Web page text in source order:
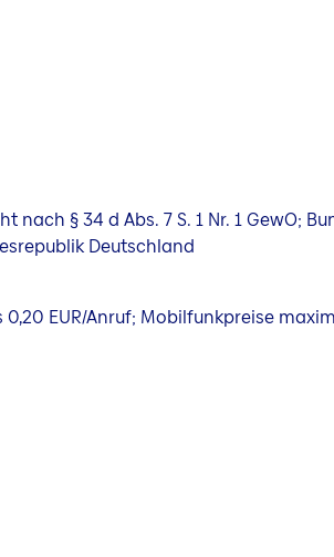
§ 34 d Abs. 7 S. 1 Nr. 1 GewO;
Deutschland
0,20 EUR/Anruf; Mobilfunkpreise